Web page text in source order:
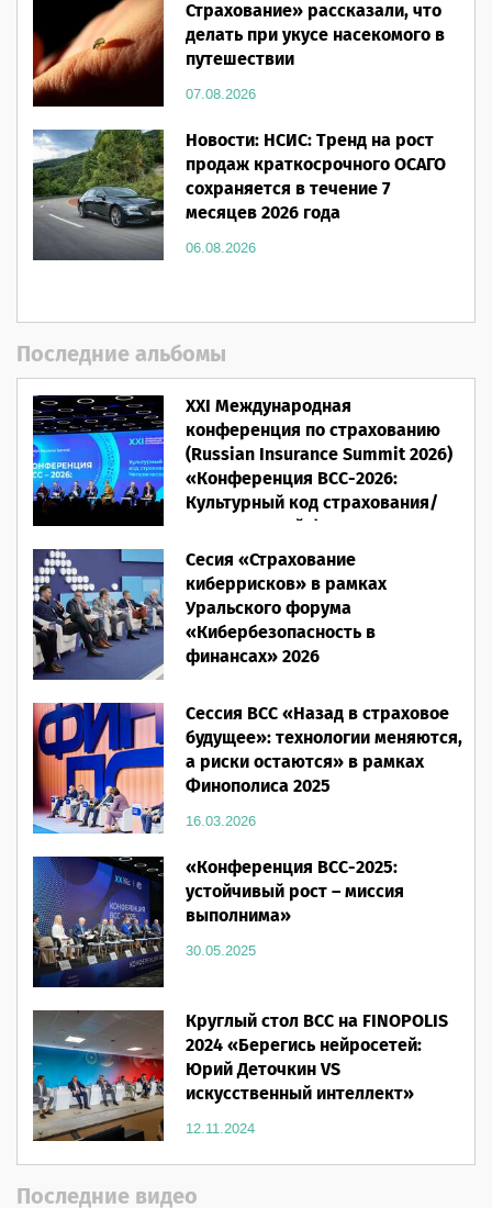
Страхование» рассказали, что
делать при укусе насекомого в
путешествии
07.08.2026
Новости: НСИС: Тренд на рост
продаж краткосрочного ОСАГО
сохраняется в течение 7
месяцев 2026 года
06.08.2026
Последние альбомы
XXI Международная
конференция по страхованию
(Russian Insurance Summit 2026)
«Конференция ВСС-2026:
Культурный код страхования/
Человеческий фактор»
28.05.2026
Сесия «Страхование
киберрисков» в рамках
Уральского форума
«Кибербезопасность в
финансах» 2026
Сессия ВСС «Назад в страховое
будущее»: технологии меняются,
а риски остаются» в рамках
Финополиса 2025
16.03.2026
«Конференция ВСС-2025:
устойчивый рост – миссия
выполнима»
30.05.2025
Круглый стол ВСС на FINOPOLIS
2024 «Берегись нейросетей:
Юрий Деточкин VS
искусственный интеллект»
12.11.2024
Последние видео